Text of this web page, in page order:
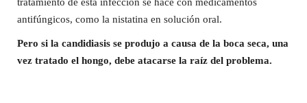
tratamiento de esta infección se hace con medicamentos
antifúngicos, como la nistatina en solución oral.
Pero si la candidiasis se produjo a causa de la boca seca, una
vez tratado el hongo, debe atacarse la raíz del problema.